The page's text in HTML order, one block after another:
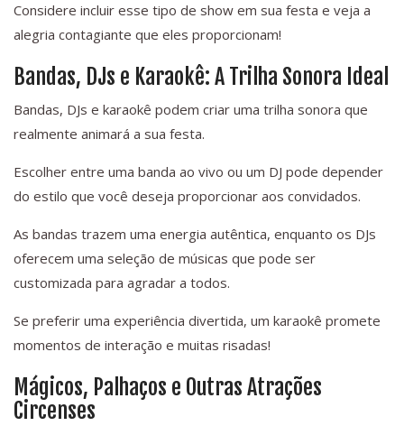
Considere incluir esse tipo de show em sua festa e veja a
alegria contagiante que eles proporcionam!
Bandas, DJs e Karaokê: A Trilha Sonora Ideal
Bandas, DJs e karaokê podem criar uma trilha sonora que
realmente animará a sua festa.
Escolher entre uma banda ao vivo ou um DJ pode depender
do estilo que você deseja proporcionar aos convidados.
As bandas trazem uma energia autêntica, enquanto os DJs
oferecem uma seleção de músicas que pode ser
customizada para agradar a todos.
Se preferir uma experiência divertida, um karaokê promete
momentos de interação e muitas risadas!
Mágicos, Palhaços e Outras Atrações
Circenses